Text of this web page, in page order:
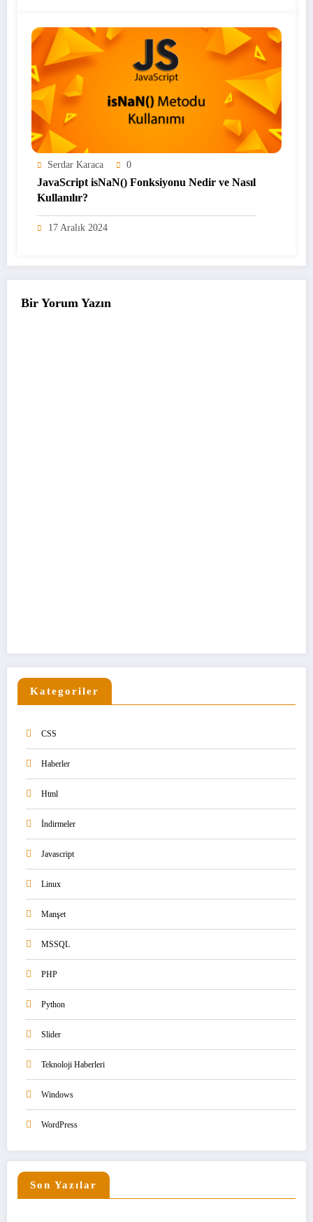
Kategoriler
CSS
Haberler
Html
İndirmeler
Javascript
Linux
Manşet
MSSQL
PHP
Python
Slider
Teknoloji Haberleri
Windows
WordPress
Son Yazılar
Serdar Karaca 0
JavaScript isNaN() Fonksiyonu Nedir ve Nasıl
Kullanılır?
17 Aralık 2024
Bir Yorum Yazın